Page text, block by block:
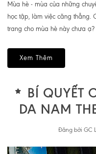
Mùa hè - mùa của những
học tập, làm việc căng thẳng.
trang cho mùa hè này chưa
Xem Thêm
BÍ QUYẾT
DA NAM
Đăng bởi GC